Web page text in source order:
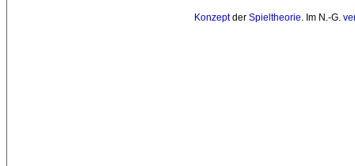
Konzeptder Spieltheorie. Im N.-G.